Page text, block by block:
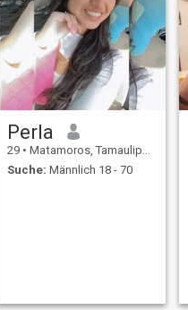
Perla
29 • Matamoros, Tamaulipas, Mexiko
Suche: Männlich 18 - 70